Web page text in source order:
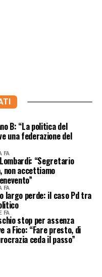
B: “La politica del
una federazione del
FA
“Segretario
non accettiamo
FA
largo perde: il caso Pd tra
FA
stop per assenza
a Fico: “Fare presto, di
ceda il passo”